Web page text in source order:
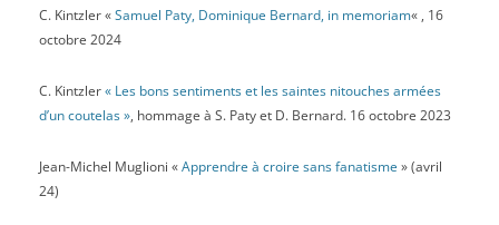
C. Kintzler «Samuel Paty, Dominique Bernard, in memoriam« , 16
octobre 2024
C. Kintzler« Les bons sentiments et les saintes nitouches armées
d’un coutelas », hommage à S. Paty et D. Bernard. 16 octobre 2023
Jean-Michel Muglioni «Apprendre à croire sans fanatisme » (avril
24)